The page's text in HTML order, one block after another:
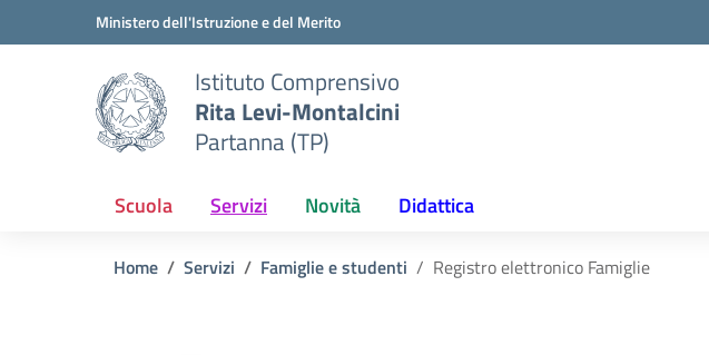
Vai ai contenuti
Vai al menu di navigazioneMinistero dell'Istruzione e del Merito
Istituto Comprensivo
Rita Levi-Montalcini
Partanna (TP)
Scuola Servizi Novità Didattica
Home Servizi Famiglie e studenti Registro elettronico Famiglie